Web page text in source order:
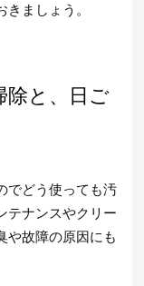
ましょう。
除と、日ご
でどう使っても汚
テナンスやクリー
や故障の原因にも